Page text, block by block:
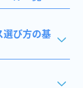
選び方の基